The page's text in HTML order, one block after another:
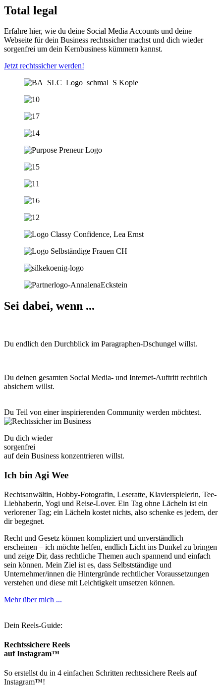
Total legal
Erfahre hier, wie du deine Social Media Accounts und deine
Webseite für dein Business rechtssicher machst und dich wieder
sorgenfrei um dein Kernbusiness kümmern kannst.
Jetzt rechtssicher werden!
Sei dabei, wenn ...
Du endlich den Durchblick im Paragraphen-Dschungel willst.
Du deinen gesamten Social Media- und Internet-Auftritt rechtlich
absichern willst.
Du Teil von einer inspirierenden Community werden möchtest.
Du dich wieder
sorgenfrei
auf dein Business konzentrieren willst.
Ich bin Agi Wee
Rechtsanwältin, Hobby-Fotografin, Leseratte, Klavierspielerin, Tee-
Liebhaberin, Yogi und Reise-Lover. Ein Tag ohne Lächeln ist ein
verlorener Tag; ein Lächeln kostet nichts, also schenke es jedem, der
dir begegnet.
Recht und Gesetz können kompliziert und unverständlich
erscheinen – ich möchte helfen, endlich Licht ins Dunkel zu bringen
und zeige Dir, dass rechtliche Themen auch spannend und einfach
sein können. Mein Ziel ist es, dass Selbstständige und
Unternehmer/innen die Hintergründe rechtlicher Voraussetzungen
verstehen und diese mit Leichtigkeit umsetzen können.
Mehr über mich ...
Dein Reels-Guide:
Rechtssichere Reels
auf Instagram™
So erstellst du in 4 einfachen Schritten rechtssichere Reels auf
Instagram™!